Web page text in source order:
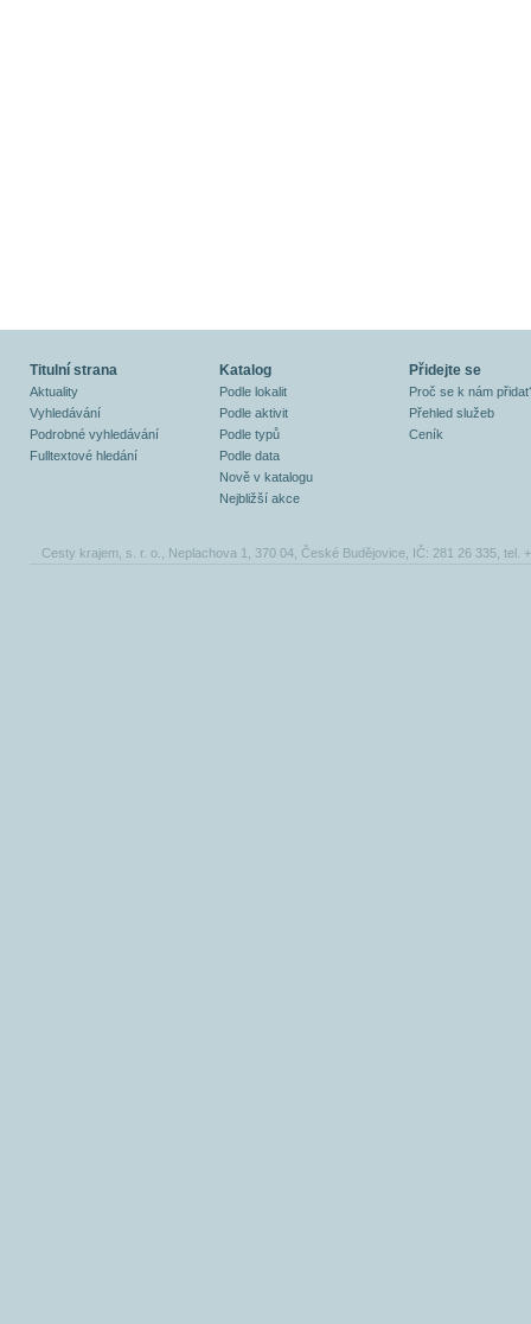
Titulní strana
Aktuality
Vyhledávání
Podrobné vyhledávání
Fulltextové hledání
Katalog
Podle lokalit
Podle aktivit
Podle typů
Podle data
Nově v katalogu
Nejbližší akce
Přidejte se
Proč se k nám
Přehled služeb
Ceník
Cesty krajem, s. r. o., Neplachova 1, 370 04, České Budějovice, IČ: 281 26 335, tel.